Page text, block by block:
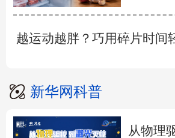
越运动越胖？巧用碎片时间
新华网科普
从物理